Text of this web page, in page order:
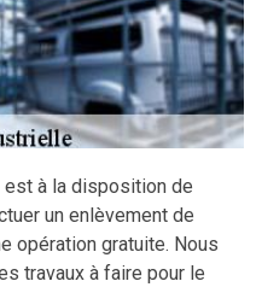
est à la disposition de
un enlèvement de
opération gratuite. Nous
travaux à faire pour le